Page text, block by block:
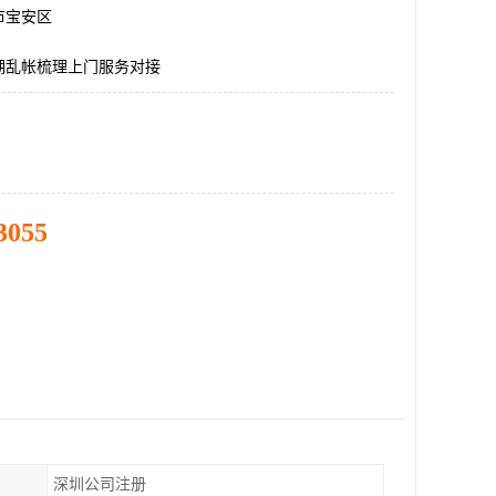
宝安区
乱帐梳理上门服务对接
深圳公司注册